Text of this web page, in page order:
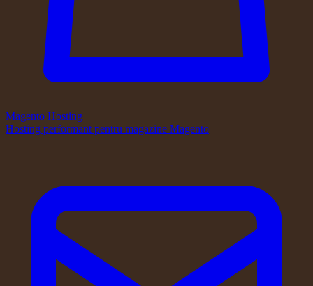
Magento Hosting
Hosting performant pentru magazine Magento